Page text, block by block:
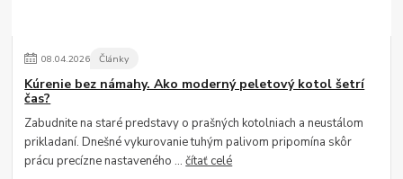
08.04.2026 Články
Kúrenie bez námahy. Ako moderný peletový kotol šetrí
čas?
Zabudnite na staré predstavy o prašných kotolniach a neustálom
prikladaní. Dnešné vykurovanie tuhým palivom pripomína skôr
prácu precízne nastaveného ...čítať celé